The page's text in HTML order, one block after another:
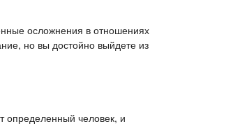
осложнения в отношениях
но вы достойно выйдете из
определенный человек, и